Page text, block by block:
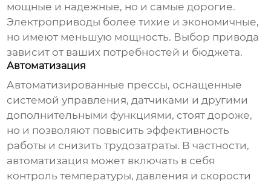
мощные и надежные, но и самые дорогие.
Электроприводы более тихие и экономичные,
но имеют меньшую мощность. Выбор привода
зависит от ваших потребностей и бюджета.
Автоматизация
Автоматизированные прессы, оснащенные
системой управления, датчиками и другими
дополнительными функциями, стоят дороже,
но и позволяют повысить эффективность
работы и снизить трудозатраты. В частности,
автоматизация может включать в себя
контроль температуры, давления и скорости